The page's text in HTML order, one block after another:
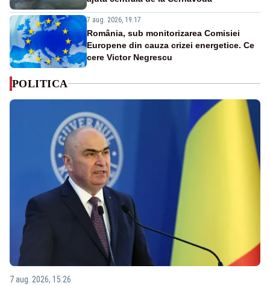
7 aug. 2026, 19:17
România, sub monitorizarea Comisiei
Europene din cauza crizei energetice. Ce
cere Victor Negrescu
POLITICA
7 aug. 2026, 15:26